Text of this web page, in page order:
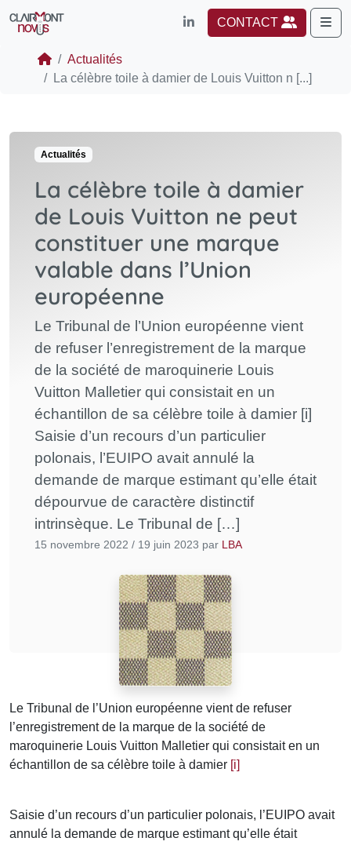
CONTACT
Actualités
La célèbre toile à damier de Louis Vuitton n [...]
Actualités
La célèbre toile à damier
de Louis Vuitton ne peut
constituer une marque
valable dans l’Union
européenne
Le Tribunal de l’Union européenne vient
de refuser l’enregistrement de la marque
de la société de maroquinerie Louis
Vuitton Malletier qui consistait en un
échantillon de sa célèbre toile à damier [i]
Saisie d’un recours d’un particulier
polonais, l’EUIPO avait annulé la
demande de marque estimant qu’elle était
dépourvue de caractère distinctif
intrinsèque. Le Tribunal de […]
15 novembre 2022 / 19 juin 2023 par LBA
Le Tribunal de l’Union européenne vient de refuser
l’enregistrement de la marque de la société de
maroquinerie Louis Vuitton Malletier qui consistait en un
échantillon de sa célèbre toile à damier [i]
Saisie d’un recours d’un particulier polonais, l’EUIPO avait
annulé la demande de marque estimant qu’elle était